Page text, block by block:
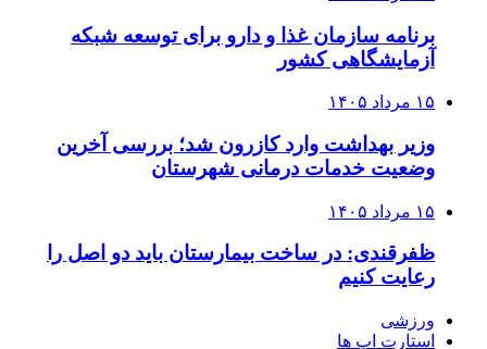
برنامه سازمان غذا و دارو برای توسعه شبکه
آزمایشگاهی کشور
۱۵ مرداد ۱۴۰۵
وزیر بهداشت وارد کازرون شد؛ بررسی آخرین
وضعیت خدمات درمانی شهرستان
۱۵ مرداد ۱۴۰۵
ظفرقندی: در ساخت بیمارستان باید دو اصل را
رعایت کنیم
ورزشی
استارت اپ ها